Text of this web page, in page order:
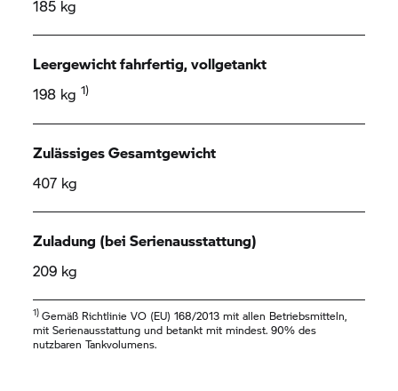
185 kg
Leergewicht fahrfertig, vollgetankt
198 kg1)
Zulässiges Gesamtgewicht
407 kg
Zuladung (bei Serienausstattung)
209 kg
1)Gemäß Richtlinie VO (EU) 168/2013 mit allen Betriebsmitteln,
mit Serienausstattung und betankt mit mindest. 90% des
nutzbaren Tankvolumens.